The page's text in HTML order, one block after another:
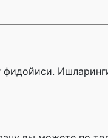
фидойиси.